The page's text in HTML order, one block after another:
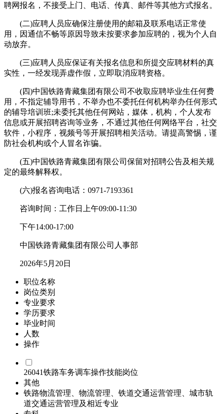
聘网报名，不接受上门、电话、传真、邮件等其他方式报名。
(二)应聘人员应确保注册使用的邮箱及联系电话正常使
用，因通信不畅等原因导致未按要求参加应聘的，视为个人自
动放弃。
(三)应聘人员应保证有关报名信息和所提交应聘材料的真
实性，一经发现弄虚作假，立即取消应聘资格。
(四)中国铁路青藏集团有限公司不收取应聘毕业生任何费
用，不指定辅导用书，不举办也不委托任何机构举办任何形式
的辅导培训班;未委托其他任何网站，媒体，机构，个人发布
信息或开展招聘咨询等业务，不通过其他任何网络平台，社交
软件，小程序，视频号等开展招聘相关活动。请提高警惕，谨
防社会机构或个人冒名诈骗。
(五)中国铁路青藏集团有限公司保留对招聘公告及相关规
定的最终解释权。
(六)报名咨询电话：0971-7193361
咨询时间：工作日上午09:00-11:30
下午14:00-17:00
中国铁路青藏集团有限公司人事部
2026年5月20日
职位名称
岗位类别
专业要求
学历要求
毕业时间
人数
操作
26041铁路车务调车操作技能岗位
其他
铁路物流管理、物流管理、铁道交通运营管理、城市轨
道交通运营管理及相近专业